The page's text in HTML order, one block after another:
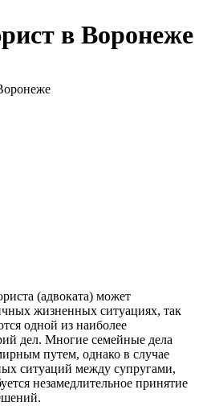
в Воронеже
(адвоката) может
жизненных ситуациях, так
одной из наиболее
дел. Многие семейные дела
путем, однако в случае
ситуаций между супругами,
незамедлительное принятие